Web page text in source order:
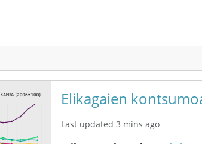
Elikagaien
Last updated 3 mins ago